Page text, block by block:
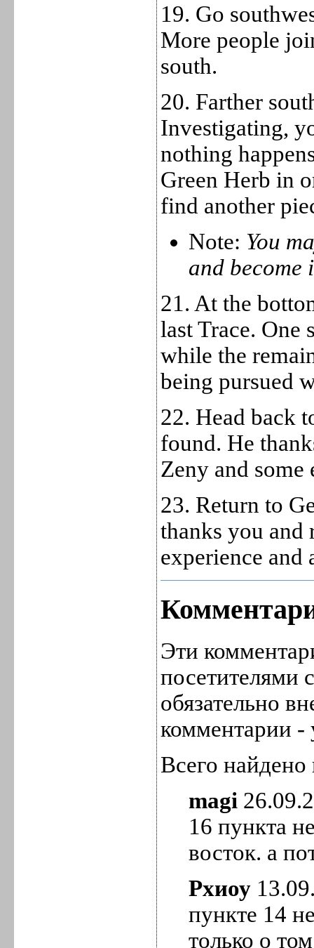
19. Go
More people
south.
20. Farther
Investigating,
nothing
Green Herb in
find another
Note: You
and
21. At the
last Trace.
while the
being pursued
22. Head back
found. He
Zeny and some
23. Return to
thanks you and
experience and
Эти
посетителями
обязательно
комментарии -
Всего
magi
16 пункта
восток. а
Рхиоу
пункте 14
только о